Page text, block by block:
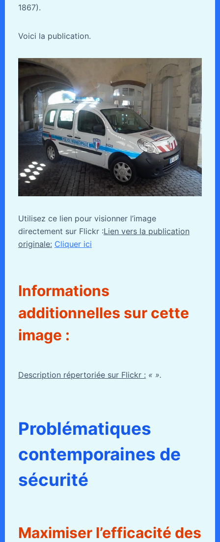
1867).
Voici la publication.
Utilisez ce lien pour visionner l’image
directement sur Flickr :Lien vers la publication
originale: Cliquer ici
Informations
additionnelles sur cette
image :
Description répertoriée sur Flickr : « ».
Problématiques
contemporaines de
sécurité
Maximiser l’efficacité des